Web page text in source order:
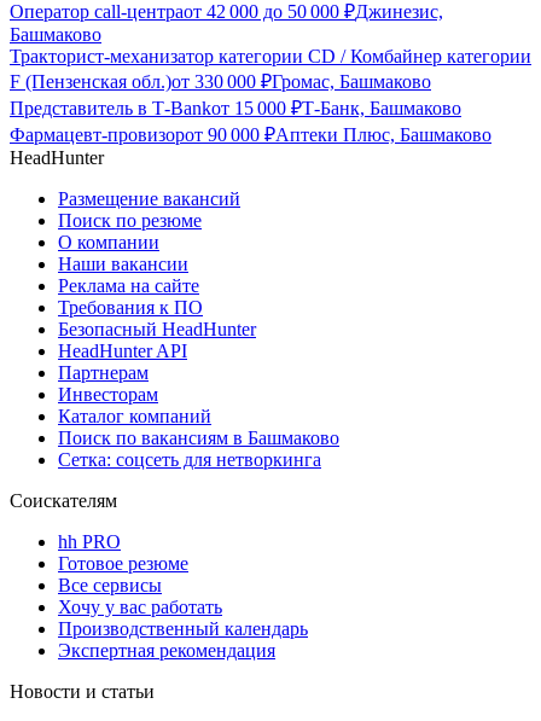
Оператор call-центраот 42 000 до 50 000 ₽Джинезис,
Башмаково
Тракторист-механизатор категории CD / Комбайнер категории
F (Пензенская обл.)от 330 000 ₽Громас, Башмаково
Представитель в Т-Bankот 15 000 ₽Т-Банк, Башмаково
Фармацевт-провизорот 90 000 ₽Аптеки Плюс, Башмаково
HeadHunter
Размещение вакансий
Поиск по резюме
О компании
Наши вакансии
Реклама на сайте
Требования к ПО
Безопасный HeadHunter
HeadHunter API
Партнерам
Инвесторам
Каталог компаний
Поиск по вакансиям в Башмаково
Сетка: соцсеть для нетворкинга
Соискателям
hh PRO
Готовое резюме
Все сервисы
Хочу у вас работать
Производственный календарь
Экспертная рекомендация
Новости и статьи